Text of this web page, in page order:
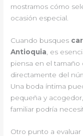
mostramos cómo
ocasión especial.
Cuando busques
Antioquia , es
piensa en el tamaño
directamente del
Una boda íntima
pequeña y
familiar podría
Otro punto a evaluar